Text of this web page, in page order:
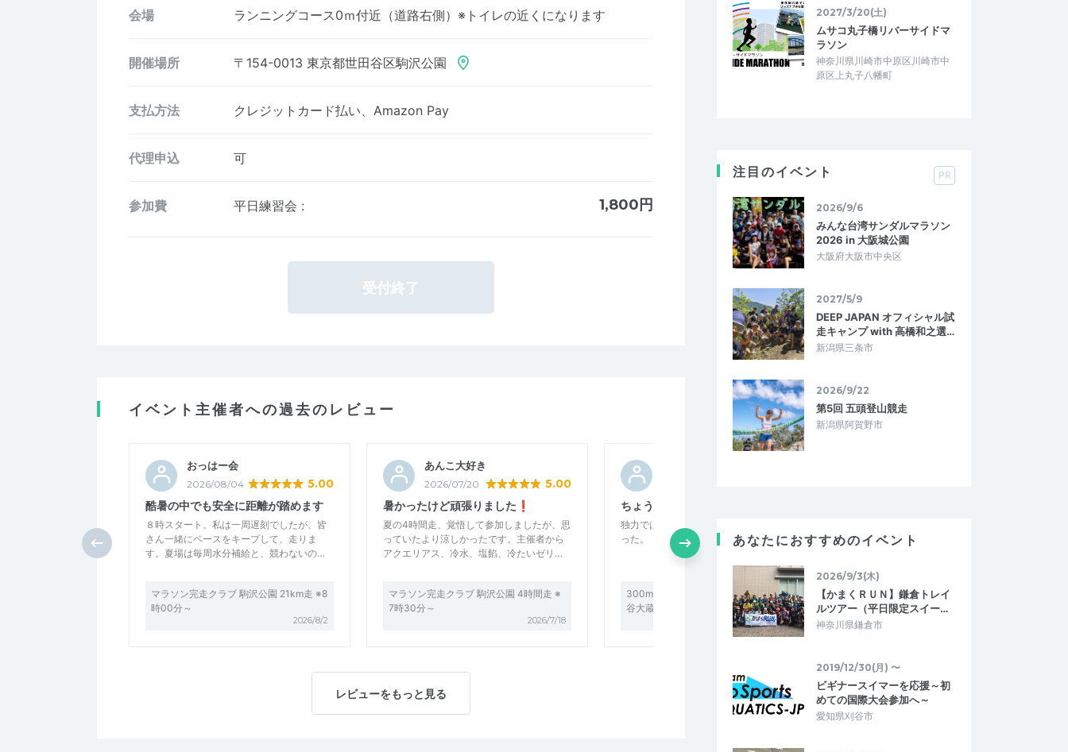
会場 ランニングコース0ｍ付近（道路右側）※トイレの近くになります
開催場所 〒154-0013 東京都世田谷区駒沢公園
支払方法 クレジットカード払い、Amazon Pay
代理申込 可
参加費 平日練習会 : 1,800円
受付終了
イベント主催者への過去のレビュー
おっはー会
2026/08/04 5.00
酷暑の中でも安全に距離が踏めます
８時スタート。私は一周遅刻でしたが、皆
さん一緒にペースをキープして、走りま
す。夏場は毎周水分補給と、競わないの…
マラソン完走クラブ 駒沢公園 21km走 ※8
時00分～
2026/8/2
あんこ大好き
2026/07/20 5.00
暑かったけど頑張りました❗️
夏の4時間走、覚悟して参加しましたが、思
っていたより涼しかったです。主催者から
アクエリアス、冷水、塩餡、冷たいゼリ…
マラソン完走クラブ 駒沢公園 4時間走 ※
7時30分～
2026/7/18
ちょうどいい刺激でした
独力ではポイント練習が難しく、ためにな
った。
300mまたは400mインターバル走(世田
谷大蔵陸上競技場) ※17～19時開催
2026/6/28
でした。この時期、エントリーしているレ
マラソン完走クラブ 駒沢公園 40km走 ※
7時30分～
レビューをもっと見る
2027/3/20(土)
ムサコ丸子橋リバーサイドマ
ラソン
神奈川県川崎市中原区川崎市中
原区上丸子八幡町
注目のイベント PR
2026/9/6
みんな台湾サンダルマラソン
2026 in 大阪城公園
大阪府大阪市中央区
2027/5/9
DEEP JAPAN オフィシャル試
走キャンプ with 高橋和之選…
新潟県三条市
2026/9/22
第5回 五頭登山競走
新潟県阿賀野市
あなたにおすすめのイベント
2026/9/3(木)
【かまくＲＵＮ】鎌倉トレイ
ルツアー（平日限定スイー…
神奈川県鎌倉市
2019/12/30(月) 〜
ビギナースイマーを応援～初
めての国際大会参加へ～
愛知県刈谷市